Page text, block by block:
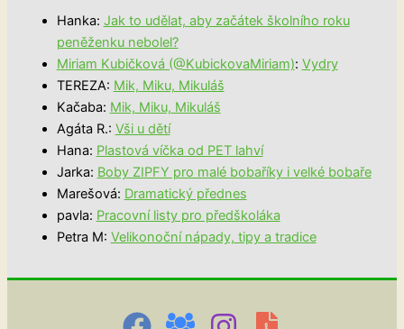
Hanka: Jak to udělat, aby začátek školního roku
peněženku nebolel?
Miriam Kubičková (@KubickovaMiriam): Vydry
TEREZA: Mik, Miku, Mikuláš
Kačaba: Mik, Miku, Mikuláš
Agáta R.: Vši u dětí
Hana: Plastová víčka od PET lahví
Jarka: Boby ZIPFY pro malé bobaříky i velké bobaře
Marešová: Dramatický přednes
pavla: Pracovní listy pro předškoláka
Petra M: Velikonoční nápady, tipy a tradice